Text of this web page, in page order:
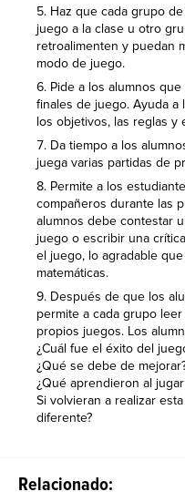
Haz que cada grupo
juego a la clase u otro
retroalimenten y puedan
modo de juego.
Pide a los alumnos
finales de juego. Ayuda a
los objetivos, las reglas y
Da tiempo a los
juega varias partidas de
Permite a los
compañeros durante las
alumnos debe contestar
juego o escribir una
el juego, lo agradable
matemáticas.
Después de que los
permite a cada grupo
propios juegos. Los
¿Cuál fue el éxito del
¿Qué se debe de
¿Qué aprendieron al
Si volvieran a realizar
diferente?
Relacionado: